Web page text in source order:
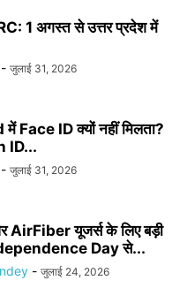
1 अगस्त से उत्तर प्रदेश में
- जुलाई 31, 2026
Face ID क्यों नहीं मिलता?
ID...
- जुलाई 31, 2026
यूजर्स के लिए बड़ी
Day से...
- जुलाई 24, 2026